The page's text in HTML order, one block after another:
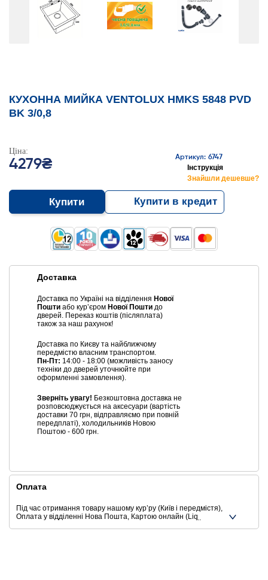
КУХОННА МИЙКА VENTOLUX HMKS 5848 PVD
BK 3/0,8
Ціна:
4279₴ Артикул: 6747
Інструкція
Знайшли дешевше?
Купити Купити в кредит
Доставка
Доставка по Україні на відділення Нової
Пошти або курʼєром Нової Пошти до
дверей. Переказ коштів (післяплата)
також за наш рахунок!
Доставка по Києву та найближчому
передмістю власним транспортом.
Пн-Пт: 14:00 - 18:00 (можливість заносу
техніки до дверей уточнюйте при
оформленні замовлення).
Зверніть увагу! Безкоштовна доставка не
розповсюджується на аксесуари (вартість
доставки 70 грн, відправляємо при повній
передплаті), холодильників Новою
Поштою - 600 грн.
Оплата
Під час отримання товару нашому курʼру (Київ і передмістя),
Оплата у відділенні Нова Пошта, Картою онлайн (Liqpay,